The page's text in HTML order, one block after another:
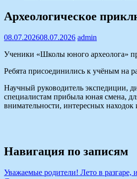
Археологическое
08.07.202608.07.2026 admin
Ученики «Школы юного археолога»
Ребята присоединились к учёным на
Научный руководитель экспедиции,
специалистам прибыла юная смена,
внимательности, интересных
Навигация по записям
Уважаемые родители! Лето в разгаре,